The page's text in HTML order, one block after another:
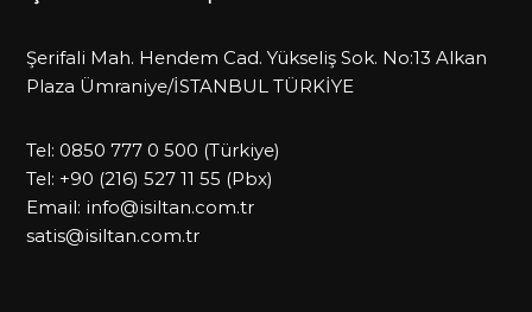
Şerifali Mah. Hendem Cad. Yükseliş Sok. No:13 Alkan
Plaza Ümraniye/İSTANBUL TÜRKİYE
Tel: 0850 777 0 500 (Türkiye)
Tel: +90 (216) 527 11 55 (Pbx)
Email: info@isiltan.com.tr
satis@isiltan.com.tr